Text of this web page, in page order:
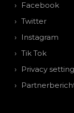
Facebook
Twitter
Instagram
Tik Tok
Privacy